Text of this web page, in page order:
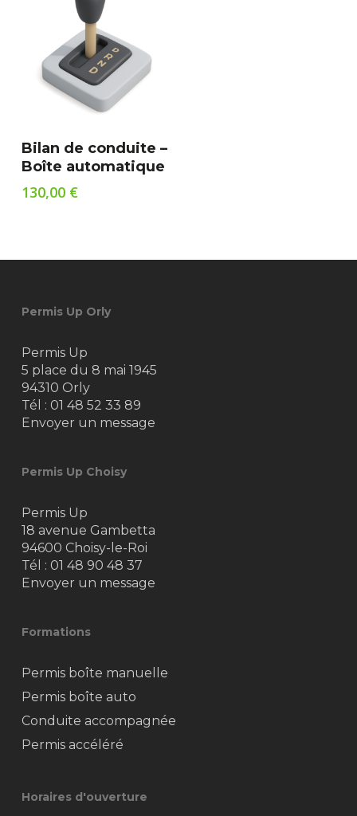
Ajouter Au Panier
Bilan de conduite –
Boîte automatique
130,00 €
Permis Up Orly
Permis Up
5 place du 8 mai 1945
94310 Orly
Tél : 01 48 52 33 89
Envoyer un message
Permis Up Choisy
Permis Up
18 avenue Gambetta
94600 Choisy-le-Roi
Tél : 01 48 90 48 37
Envoyer un message
Formations
Permis boîte manuelle
Permis boîte auto
Conduite accompagnée
Permis accéléré
Horaires d'ouverture